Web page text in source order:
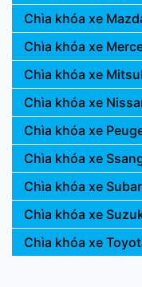
Chìa khóa xe
Chìa khóa xe
Chìa khóa xe
Chìa khóa xe
Chìa khóa xe
Chìa khóa xe
Chìa khóa xe
Chìa khóa xe
Chìa khóa xe